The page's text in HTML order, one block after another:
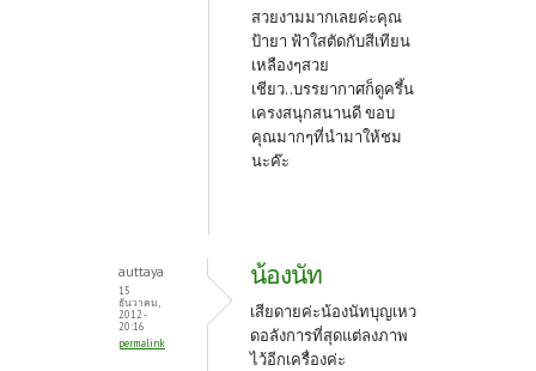
สวยงามมากเลยค่ะคุณ
ป้ายา ฟ้าใสตัดกับสีเทียน
เหลืองๆสวย
เชียว..บรรยากาศก็ดูครึ้น
เครงสนุกสนานดี ขอบ
คุณมากๆที่นำมาให้ชม
นะค๊ะ
auttaya
15
ธันวาคม,
2012 -
20:16
permalink
น้องนัท
เสียดายค่ะน้องนัทบุญเหว
ดอลังการที่สุดแต่ลงภาพ
ไว้อีกเครื่องค่ะ